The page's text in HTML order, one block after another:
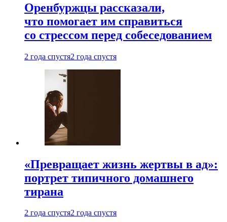
Оренбуржцы рассказали,
что помогает им справиться
со стрессом перед собеседованием
2 года спустя2 года спустя
«Превращает жизнь жертвы в ад»:
портрет типичного домашнего
тирана
2 года спустя2 года спустя